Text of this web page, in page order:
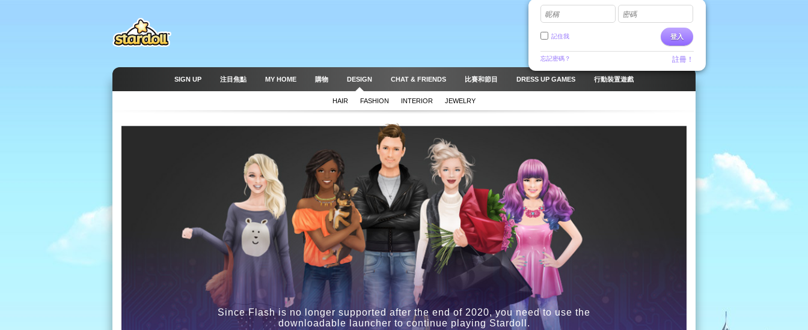
昵稱 密碼
登入
記住我
忘記密碼？ 註冊！
SIGN UP 注目焦點 MY HOME 購物 DESIGN CHAT & FRIENDS 比賽和節目 DRESS UP GAMES 行動裝置遊戲
HAIR FASHION INTERIOR JEWELRY
Since Flash is no longer supported after the end of 2020, you need to use the
downloadable launcher to continue playing Stardoll.